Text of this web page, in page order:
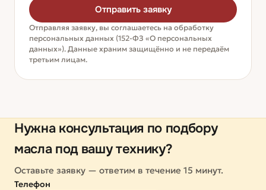
Отправить заявку
Отправляя заявку, вы соглашаетесь на обработку
персональных данных (152-ФЗ «О персональных
данных»). Данные храним защищённо и не передаём
третьим лицам.
Нужна консультация по подбору
масла под вашу технику?
Оставьте заявку — ответим в течение 15 минут.
Телефон